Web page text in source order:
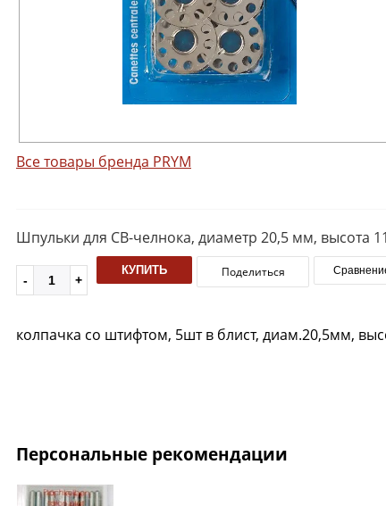
Все товары бренда PRYM
Шпульки для CB-челнока, диаметр 20,5 мм, высота
КУПИТЬ Поделиться
колпачка со штифтом, 5шт в блист, диам.20,5мм,
Персональные рекомендации